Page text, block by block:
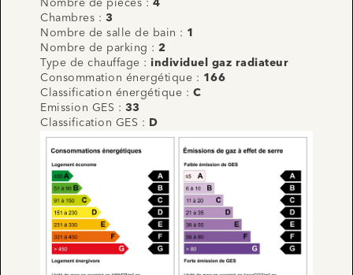
Nombre de pièces : 4
Chambres : 3
Nombre de salle de bain : 1
Nombre de parking : 2
Type de chauffage : individuel gaz radiateur
Consommation énergétique : 166
Classification énergétique : C
Emission GES : 33
Classification GES :
D